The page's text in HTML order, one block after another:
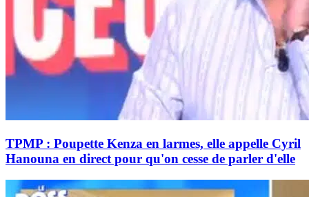
TPMP : Poupette Kenza en larmes, elle appelle Cyril
Hanouna en direct pour qu'on cesse de parler d'elle